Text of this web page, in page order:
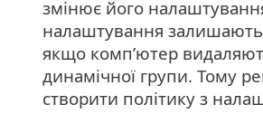
змінює його
налаштування
якщо комп’ютер
динамічної групи. Тому
створити політику з